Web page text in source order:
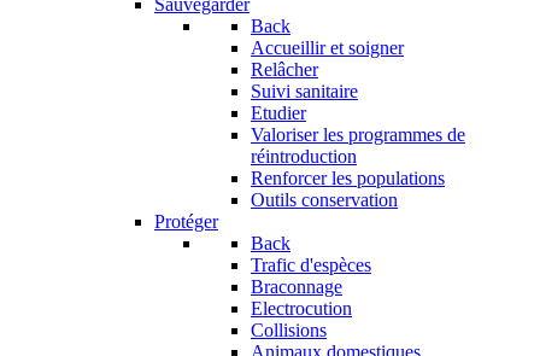
Sauvegarder
Back
Accueillir et soigner
Relâcher
Suivi sanitaire
Etudier
Valoriser les programmes de
réintroduction
Renforcer les populations
Outils conservation
Protéger
Back
Trafic d'espèces
Braconnage
Electrocution
Collisions
Animaux domestiques